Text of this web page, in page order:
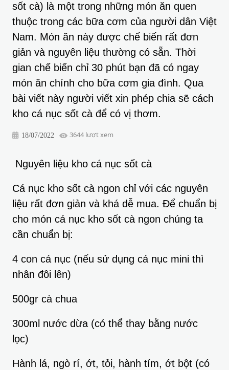
sốt cà) là một trong những món ăn quen
thuộc trong các bữa cơm của người dân Việt
Nam. Món ăn này được chế biến rất đơn
giản và nguyên liệu thường có sẵn. Thời
gian chế biến chỉ 30 phút bạn đã có ngay
món ăn chính cho bữa cơm gia đình. Qua
bài viết này người viết xin phép chia sẽ cách
kho cá nục sốt cà để có vị thơm.
18/07/2022 3644 lượt xem
Nguyên liệu kho cá nục sốt cà
Cá nục kho sốt cà ngon chỉ với các nguyên
liệu rất đơn giản và khá dễ mua. Để chuẩn bị
cho món cá nục kho sốt cà ngon chúng ta
cần chuẩn bị:
4 con cá nục (nếu sử dụng cá nục mini thì
nhân đôi lên)
500gr cà chua
300ml nước dừa (có thể thay bằng nước
lọc)
Hành lá, ngò rí, ớt, tỏi, hành tím, ớt bột (có